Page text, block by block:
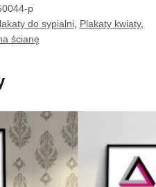
p
do sypialni, Plakaty kwiaty,
ścianę